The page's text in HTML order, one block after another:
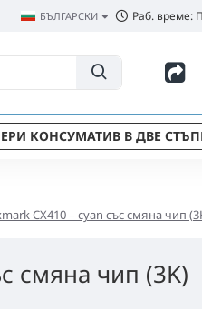
БЪЛГАРСКИ Раб. време:
КОНСУМАТИВ В ДВЕ
CX410 – cyan със смяна чип
смяна чип (3K)